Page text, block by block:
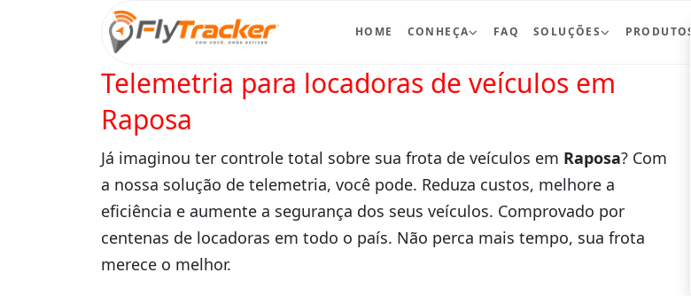
HOME CONHEÇA FAQ SOLUÇÕES PRODUTOS
Telemetria para locadoras de veículos em
Raposa
Já imaginou ter controle total sobre sua frota de veículos em Raposa? Com
a nossa solução de telemetria, você pode. Reduza custos, melhore a
eficiência e aumente a segurança dos seus veículos. Comprovado por
centenas de locadoras em todo o país. Não perca mais tempo, sua frota
merece o melhor.